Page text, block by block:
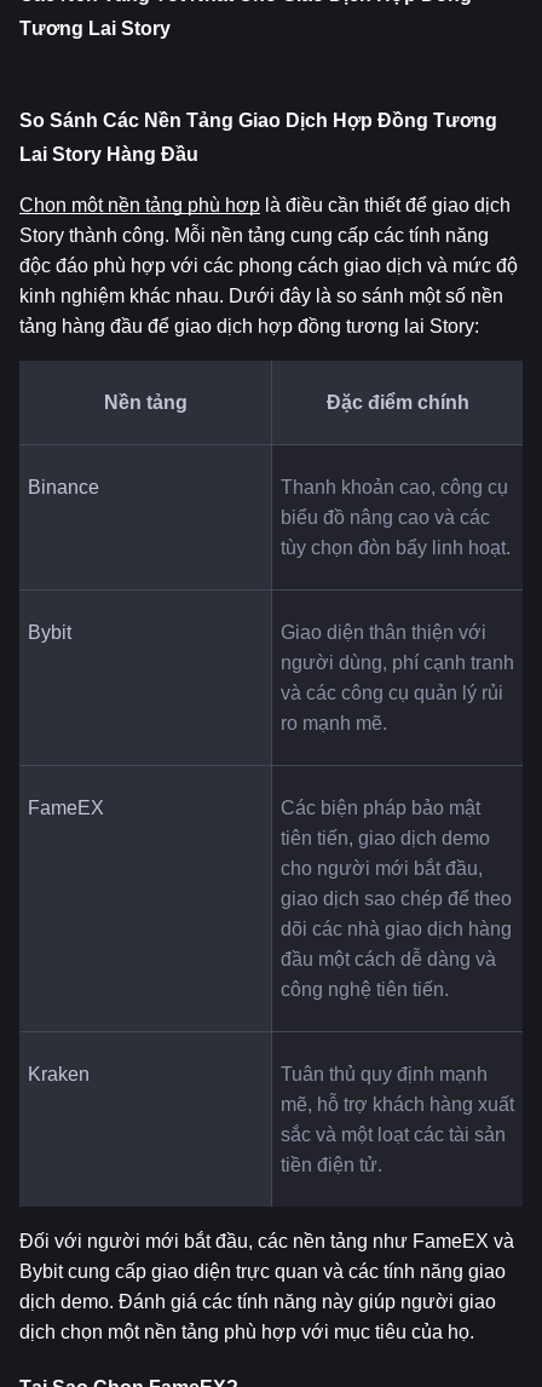
Tương Lai Story
So Sánh Các Nền Tảng Giao Dịch Hợp Đồng Tương
Lai Story Hàng Đầu
Chọn một nền tảng phù hợp là điều cần thiết để giao dịch
Story thành công. Mỗi nền tảng cung cấp các tính năng
độc đáo phù hợp với các phong cách giao dịch và mức độ
kinh nghiệm khác nhau. Dưới đây là so sánh một số nền
tảng hàng đầu để giao dịch hợp đồng tương lai Story:
Nền tảng Đặc điểm chính
Binance
Thanh khoản cao, công cụ
biểu đồ nâng cao và các
tùy chọn đòn bẩy linh hoạt.
Bybit
Giao diện thân thiện với
người dùng, phí cạnh tranh
và các công cụ quản lý rủi
ro mạnh mẽ.
FameEX
Các biện pháp bảo mật
tiên tiến, giao dịch demo
cho người mới bắt đầu,
giao dịch sao chép để theo
dõi các nhà giao dịch hàng
đầu một cách dễ dàng và
công nghệ tiên tiến.
Kraken
Tuân thủ quy định mạnh
mẽ, hỗ trợ khách hàng xuất
sắc và một loạt các tài sản
tiền điện tử.
Đối với người mới bắt đầu, các nền tảng như FameEX và
Bybit cung cấp giao diện trực quan và các tính năng giao
dịch demo. Đánh giá các tính năng này giúp người giao
dịch chọn một nền tảng phù hợp với mục tiêu của họ.